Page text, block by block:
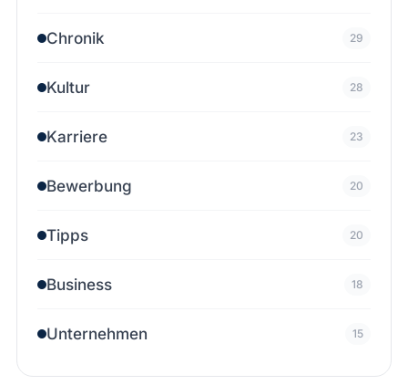
Chronik 29
Kultur 28
Karriere 23
Bewerbung 20
Tipps 20
Business 18
Unternehmen 15